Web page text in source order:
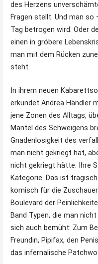
des Herzens
Fragen stellt. Und man
Tag betrogen wird. Oder
einen in gröbere
man mit dem Rücken
steht.
In ihrem neuen
erkundet Andrea Händler
jene Zonen des Alltags,
Mantel des Schweigens
Gnadenlosigkeit des
man nicht gekriegt hat,
nicht gekriegt hätte. Ihre
Kategorie. Das ist
komisch für die
Boulevard der
Band Typen, die man
sich auch bemüht: Zum
Freundin, Pipifax, den
das infernalische